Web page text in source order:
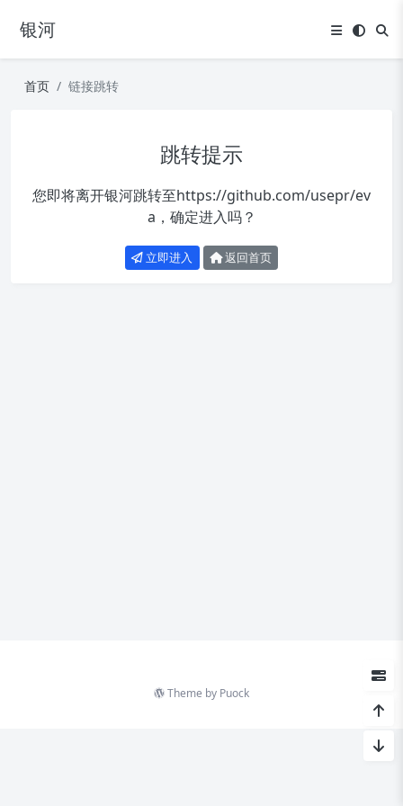
银河
首页 链接跳转
跳转提示
您即将离开银河跳转至https://github.com/usepr/ev
a ，确定进入吗？
立即进入 返回首页
Theme by Puock